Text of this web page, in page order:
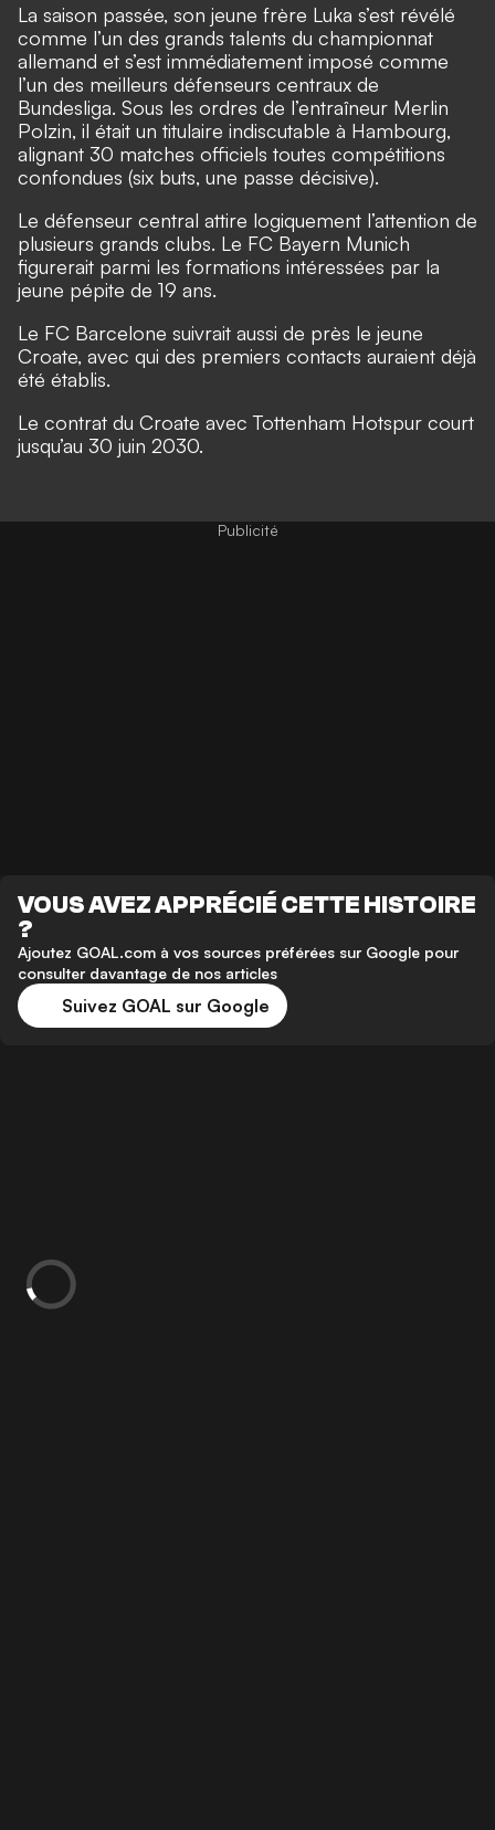
La saison passée, son jeune frère Luka s’est révélé
comme l’un des grands talents du championnat
allemand et s’est immédiatement imposé comme
l’un des meilleurs défenseurs centraux de
Bundesliga. Sous les ordres de l’entraîneur Merlin
Polzin, il était un titulaire indiscutable à Hambourg,
alignant 30 matches officiels toutes compétitions
confondues (six buts, une passe décisive).
Le défenseur central attire logiquement l’attention de
plusieurs grands clubs. Le FC Bayern Munich
figurerait parmi les formations intéressées par la
jeune pépite de 19 ans.
Le FC Barcelone suivrait aussi de près le jeune
Croate, avec qui des premiers contacts auraient déjà
été établis.
Le contrat du Croate avec Tottenham Hotspur court
jusqu’au 30 juin 2030.
VOUS AVEZ APPRÉCIÉ CETTE HISTOIRE
?
Ajoutez GOAL.com à vos sources préférées sur Google pour
consulter davantage de nos articles
Suivez GOAL sur Google